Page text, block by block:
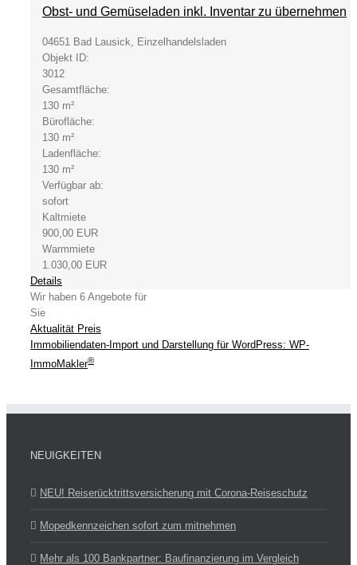
Obst- und Gemüseladen inkl. Inventar zu übernehmen
04651 Bad Lausick, Einzelhandelsladen
Objekt ID:
3012
Gesamtfläche:
130 m²
Bürofläche:
130 m²
Ladenfläche:
130 m²
Verfügbar ab:
sofort
Kaltmiete
900,00 EUR
Warmmiete
1.030,00 EUR
Details
Wir haben 6 Angebote für
Sie
Aktualität Preis
Immobiliendaten-Import und Darstellung für WordPress: WP-
ImmoMakler®
NEUIGKEITEN
NEU! Reiserücktrittsversicherung mit Corona-Reise­schutz
Mopedkennzeichen sofort zum mitnehmen
Mehr als 100 Bankpartner: Baufinanzierung im Vergleich